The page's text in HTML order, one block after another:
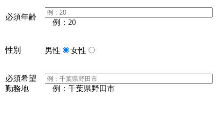
必須年齢
例：20
性別 男性 女性
必須希望
勤務地
例：千葉県野田市